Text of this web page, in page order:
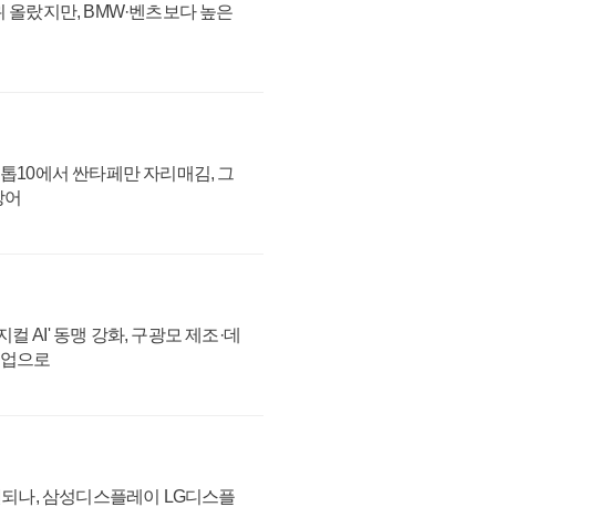
랐지만, BMW·벤츠보다 높은
10에서 싼타페만 자리매김, 그
AI' 동맹 강화, 구광모 제조·데
으로
나, 삼성디스플레이 LG디스플